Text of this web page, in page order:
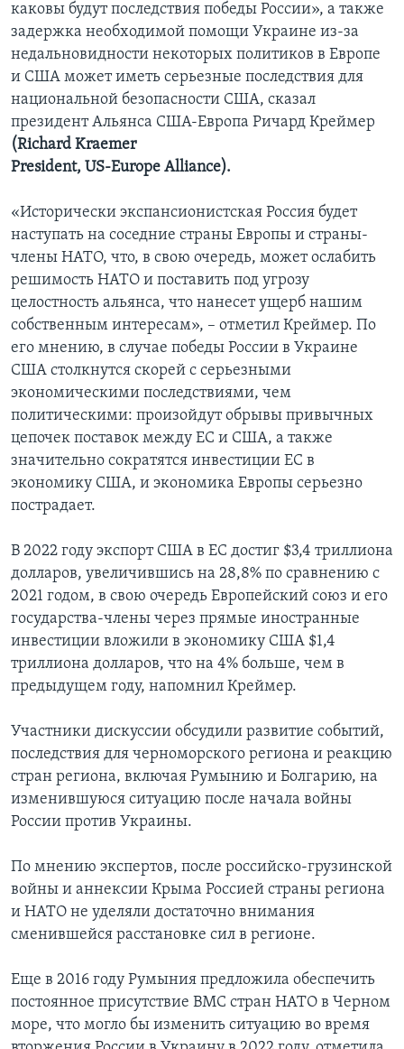
каковы будут последствия победы России», а также
задержка необходимой помощи Украине из-за
недальновидности некоторых политиков в Европе
и США может иметь серьезные последствия для
национальной безопасности США, сказал
президент Альянса США-Европа Ричард Креймер
(Richard Kraemer
President, US-Europe Alliance).
«Исторически экспансионистская Россия будет
наступать на соседние страны Европы и страны-
члены НАТО, что, в свою очередь, может ослабить
решимость НАТО и поставить под угрозу
целостность альянса, что нанесет ущерб нашим
собственным интересам», – отметил Креймер. По
его мнению, в случае победы России в Украине
США столкнутся скорей с серьезными
экономическими последствиями, чем
политическими: произойдут обрывы привычных
цепочек поставок между ЕС и США, а также
значительно сократятся инвестиции ЕС в
экономику США, и экономика Европы серьезно
пострадает.
В 2022 году экспорт США в ЕС достиг $3,4 триллиона
долларов, увеличившись на 28,8% по сравнению с
2021 годом, в свою очередь Европейский союз и его
государства-члены через прямые иностранные
инвестиции вложили в экономику США $1,4
триллиона долларов, что на 4% больше, чем в
предыдущем году, напомнил Креймер.
Участники дискуссии обсудили развитие событий,
последствия для черноморского региона и реакцию
стран региона, включая Румынию и Болгарию, на
изменившуюся ситуацию после начала войны
России против Украины.
По мнению экспертов, после российско-грузинской
войны и аннексии Крыма Россией страны региона
и НАТО не уделяли достаточно внимания
сменившейся расстановке сил в регионе.
Еще в 2016 году Румыния предложила обеспечить
постоянное присутствие ВМС стран НАТО в Черном
море, что могло бы изменить ситуацию во время